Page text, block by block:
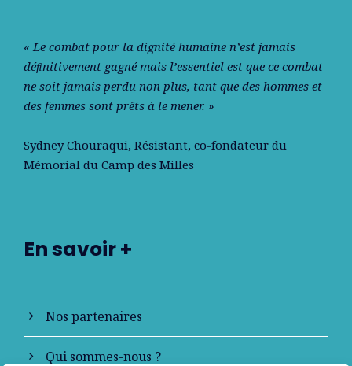
« Le combat pour la dignité humaine n’est jamais
déﬁnitivement gagné mais l’essentiel est que ce combat
ne soit jamais perdu non plus, tant que des hommes et
des femmes sont prêts à le mener. »
Sydney Chouraqui, Résistant, co-fondateur du
Mémorial du Camp des Milles
En savoir +
Nos partenaires
Qui sommes-nous ?